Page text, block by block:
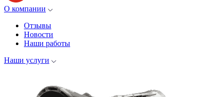
О компании
Отзывы
Новости
Наши работы
Наши услуги